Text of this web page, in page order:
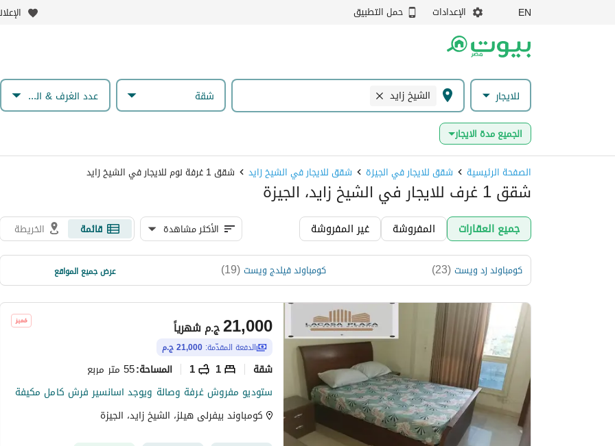
EN الإعدادات حمل التطبيق
للايجار الشيخ زايد شقة عدد الغرف & الحمامات
الجميع مدة الايجار
الصفحة الرئيسية شقق للايجار في الجيزة شقق للايجار في الشيخ زايد شقق 1 غرفة نوم للايجار في الشيخ زايد
شقق 1 غرف للايجار في الشيخ زايد، الجيزة
جميع العقارات المفروشة غير المفروشة الأكثر مشاهدة قائمة الخريطة
كومباوند زد ويست(
23
) كومباوند فيلدج ويست(
19
) كومباوند زايد ديونز
(
7
)
كومباوند كازا
(
7
)
عرض جميع المواقع
ج.م21,000 شهرياً
الدفعة المقدّمة: 21,000 ج.م
شقة 1
1 المساحة:55 متر مربع
ستوديو مفروش غرفة وصالة ويوجد اسانسير فرش كامل مكيفة
كومباوند بيفرلى هيلز، الشيخ زايد، الجيزة